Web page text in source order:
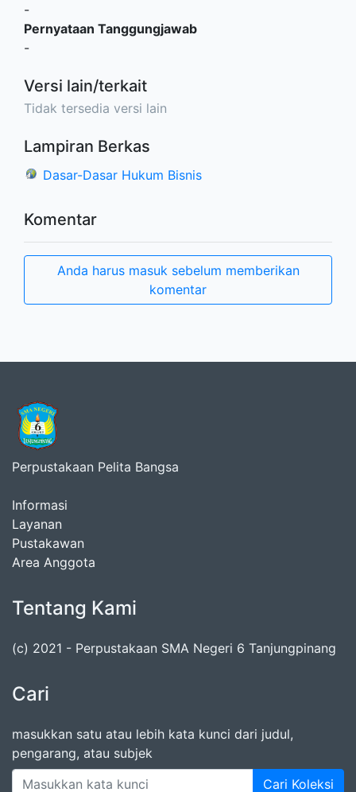
-
Pernyataan Tanggungjawab
-
Versi lain/terkait
Tidak tersedia versi lain
Lampiran Berkas
Dasar-Dasar Hukum Bisnis
Komentar
Anda harus masuk sebelum memberikan
komentar
Perpustakaan Pelita Bangsa
Informasi
Layanan
Pustakawan
Area Anggota
Tentang Kami
(c) 2021 - Perpustakaan SMA Negeri 6 Tanjungpinang
Cari
masukkan satu atau lebih kata kunci dari judul,
pengarang, atau subjek
Cari Koleksi